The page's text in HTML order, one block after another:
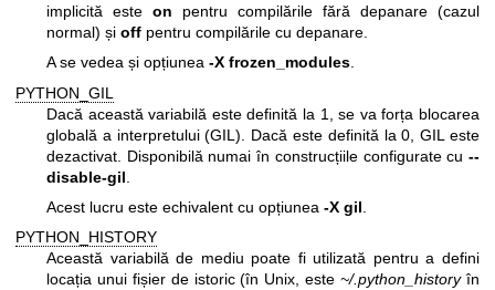
implicită este on pentru compilările fără depanare (cazul
normal) și off pentru compilările cu depanare.
A se vedea și opțiunea -X frozen_modules
PYTHON_GIL
Dacă această variabilă este definită la 1, se va forța blocarea
globală a interpretului (GIL). Dacă este definită la 0, GIL este
dezactivat. Disponibilă numai în construcțiile configurate cu --
disable-gil
Acest lucru este echivalent cu opțiunea -X gil
PYTHON_HISTORY
Această variabilă de mediu poate fi utilizată pentru a defini
locația unui fișier de istoric (în Unix, este~/.python_historyîn